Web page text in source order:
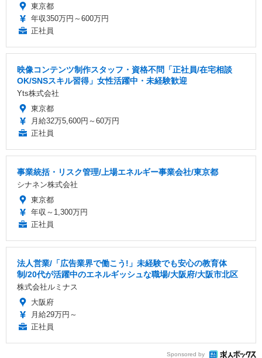
東京都
年収350万円～600万円
正社員
映像コンテンツ制作スタッフ・資格不問「正社員/在宅相談
OK/SNSスキル習得」女性活躍中・未経験歓迎
Yts株式会社
東京都
月給32万5,600円～60万円
正社員
事業統括・リスク管理/上場エネルギー事業会社/東京都
シナネン株式会社
東京都
年収～1,300万円
正社員
法人営業/「広告業界で働こう!」未経験でも安心の教育体
制/20代が活躍中のエネルギッシュな職場/大阪府/大阪市北区
株式会社ルミナス
大阪府
月給29万円～
正社員
Sponsored by